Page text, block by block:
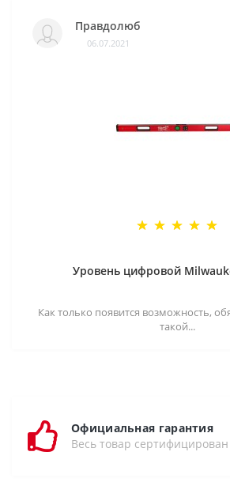
Правдолюб
06.07.2021
Уровень цифровой
Как только появится возможность,
такой...
Официальная гарантия
Весь товар сертифицирован